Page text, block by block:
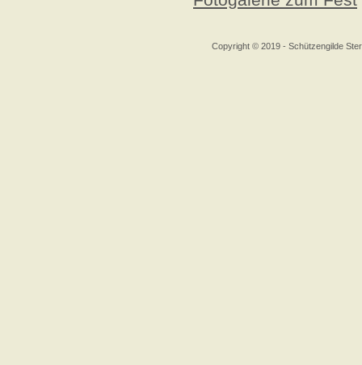
Copyright © 2019 - Schützengilde